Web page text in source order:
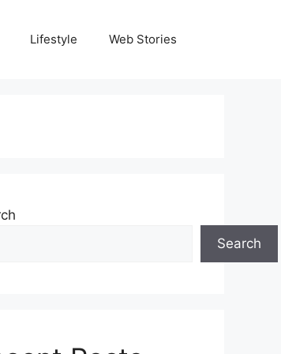
Lifestyle Web Stories
Search